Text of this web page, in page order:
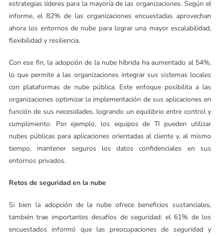
estrategias líderes para la mayoría de las organizaciones. Según el
informe, el 82% de las organizaciones encuestadas aprovechan
ahora los entornos de nube para lograr una mayor escalabilidad,
flexibilidad y resiliencia.
Con ese fin, la adopción de la nube híbrida ha aumentado al 54%,
lo que permite a las organizaciones integrar sus sistemas locales
con plataformas de nube pública. Este enfoque posibilita a las
organizaciones optimizar la implementación de sus aplicaciones en
función de sus necesidades, logrando un equilibrio entre control y
cumplimiento. Por ejemplo, los equipos de TI pueden utilizar
nubes públicas para aplicaciones orientadas al cliente y, al mismo
tiempo, mantener seguros los datos confidenciales en sus
entornos privados.
Retos de seguridad en la nube
Si bien la adopción de la nube ofrece beneficios sustanciales,
también trae importantes desafíos de seguridad: el 61% de los
encuestados informó que las preocupaciones de seguridad y